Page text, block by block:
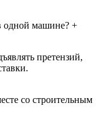
одной машине? +
претензий,
со строительным